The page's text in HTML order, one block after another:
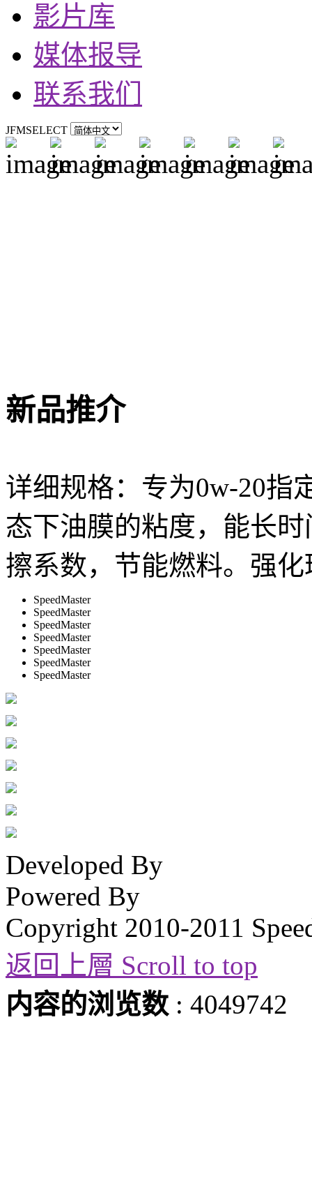
影片库
媒体报导
联系我们
JFMSELECT
新品推介
详细规格：专为0w-20指
态下油膜的粘度，能长
擦系数，节能燃料。强
SpeedMaster
SpeedMaster
SpeedMaster
SpeedMaster
SpeedMaster
SpeedMaster
SpeedMaster
Developed By
Powered By
Copyright 2010-2011
返回上層 Scroll to top
内容的浏览数 : 4049742